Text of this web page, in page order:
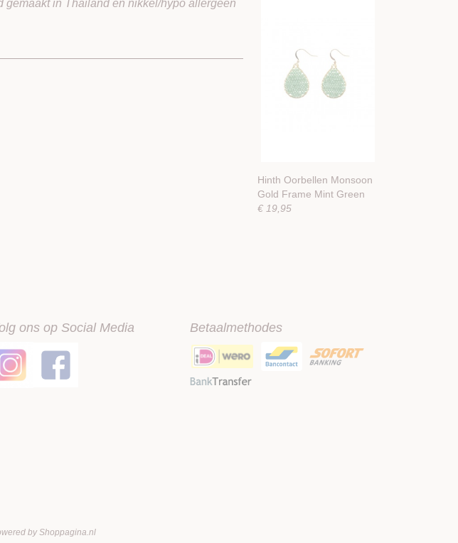
gemaakt in Thailand en nikkel/hypo allergeen
Hinth Oorbellen Monsoon
Gold Frame Mint Green
€ 19,95
ons op Social Media Betaalmethodes
by Shoppagina.nl